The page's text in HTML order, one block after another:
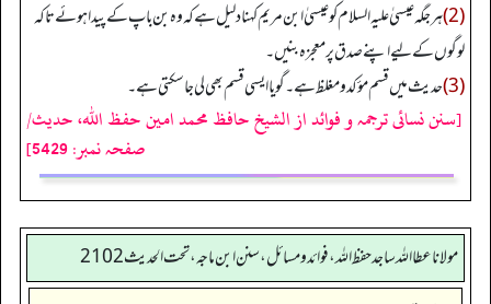
(2) ہر جگہ عیسیٰ علیہ السلام کو عیسیٰ ابن مریم کہنا دلیل ہے کہ وہ بن باپ کے پیدا ہوئے تا کہ
لوگوں کے لیے اپنے صدق پر معجزہ بنیں۔
(3) حدیث میں قسم مؤ کد و مغلظ ہے۔ گویا ایسی قسم بھی لی جا سکتی ہے۔
[سنن نسائی ترجمہ و فوائد از الشیخ حافظ محمد امین حفظ اللہ، حدیث/
صفحہ نمبر: 5429]
مولانا عطا الله ساجد حفظ الله، فوائد و مسائل، سنن ابن ماجه، تحت الحديث2102